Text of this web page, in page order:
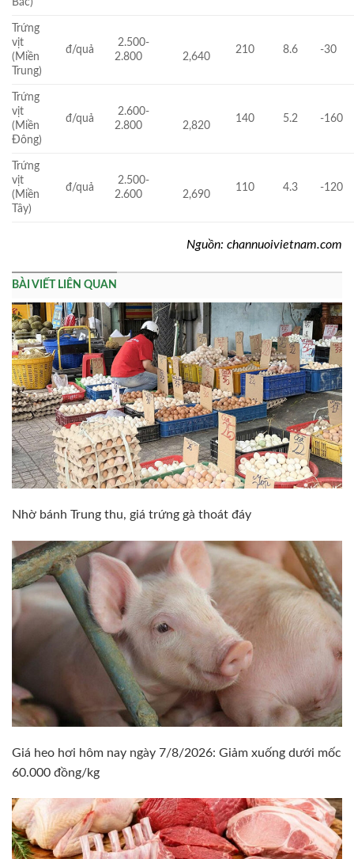
Trứng
vịt
(Miền
Trung)
đ/quả
2.500-
2.800
2,640
210 8.6 -30
Trứng
vịt
(Miền
Đông)
đ/quả
2.600-
2.800
2,820
140 5.2 -160
Trứng
vịt
(Miền
Tây)
đ/quả
2.500-
2.600
2,690
110 4.3 -120
Nguồn: channuoivietnam.com
BÀI VIẾT LIÊN QUAN
Nhờ bánh Trung thu, giá trứng gà thoát đáy
Giá heo hơi hôm nay ngày 7/8/2026: Giảm xuống dưới mốc
60.000 đồng/kg